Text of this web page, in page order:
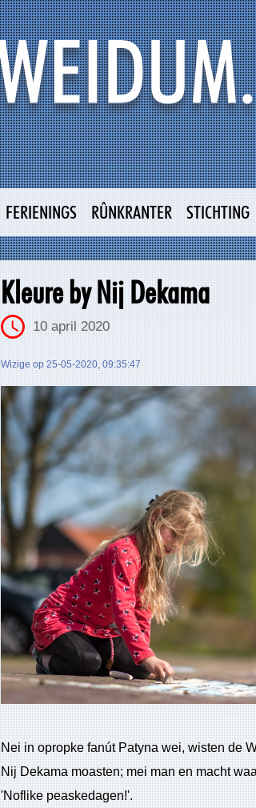
FERIENINGS RÛNKRANTER STICHTING
Kleure by Nij Dekama
10 april 2020
Wizige op 25-05-2020, 09:35:47
Nei in opropke fanút Patyna wei, wisten de
Nij Dekama moasten; mei man en macht
'Noflike peaskedagen!'.